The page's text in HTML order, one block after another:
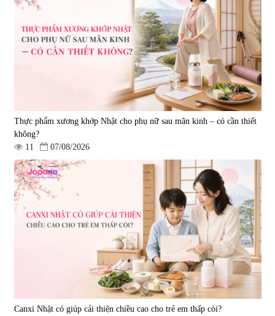
Viên uống bổ gan Ribeto Shoji
| 543.205
690.000 đ
Viên uống hỗ trợ giải độc và
phục hồi chức năng gan Biken
Liver Ex 120 viên - Date
07/2027
|0
1.390.000 đ
Viên uống hỗ trợ tim mạch AFC
Rich Coenzyme Q10 - 120 viên
2.890.000 đ
Viên uống tăng cường miễn dịch
Ribeto Shoji Fukujyusen 180
viên
|32.160
9.850.000 đ
Thực phẩm xương khớp Nhật cho phụ nữ sau mãn kinh – có cần thiết
không?
11
07/08/2026
Canxi Nhật có giúp cải thiện chiều cao cho trẻ em thấp còi?